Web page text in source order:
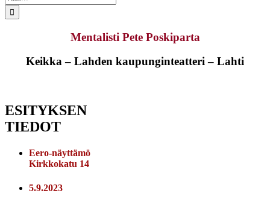
...
Mentalisti Pete Poskiparta
Keikka – Lahden kaupunginteatteri – Lahti
ESITYKSEN
TIEDOT
Eero-näyttämö
Kirkkokatu 14
5.9.2023